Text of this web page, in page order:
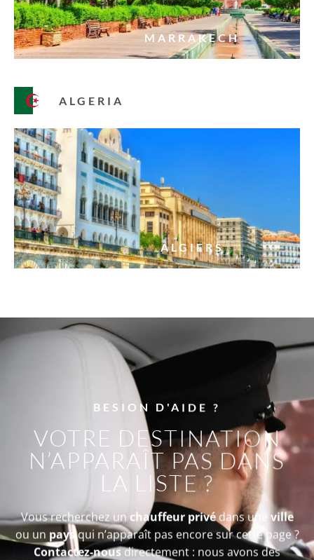
MARRAKECH
ALGERIA
ALGIERS
BESION D'AIDE ?
VOTRE DESTINATION
N’APPARAÎT PAS DANS
LA LISTE ?
Vous recherchez unchauffeur privédans une ville
ou un paysqui n’apparaît pas encore sur cette page ?
Contactez-nousdirectement : nous avons des